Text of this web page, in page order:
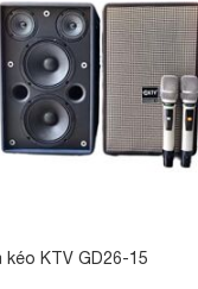
kéo KTV GD26-15